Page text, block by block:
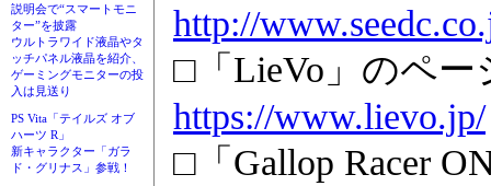
説明会で“スマートモニ
ター”を披露
ウルトラワイド液晶やタ
ッチパネル液晶を紹介、
ゲーミングモニターの投
入は見送り
PS Vita「テイルズ オブ
ハーツ R」
新キャラクター「ガラ
ド・グリナス」参戦！
http://
□「LieVo」のペー
https://www.lievo.jp/
□「Gallop Racer